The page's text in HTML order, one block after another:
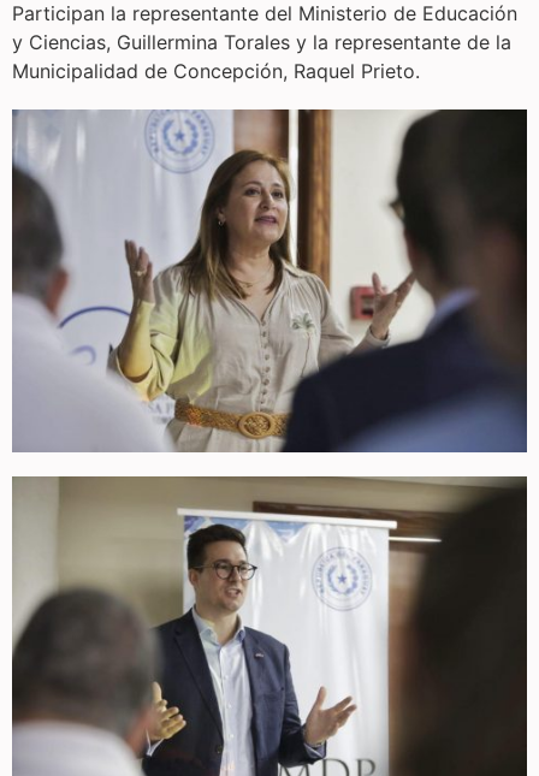
Participan la representante del Ministerio de Educación
y Ciencias, Guillermina Torales y la representante de la
Municipalidad de Concepción, Raquel Prieto.